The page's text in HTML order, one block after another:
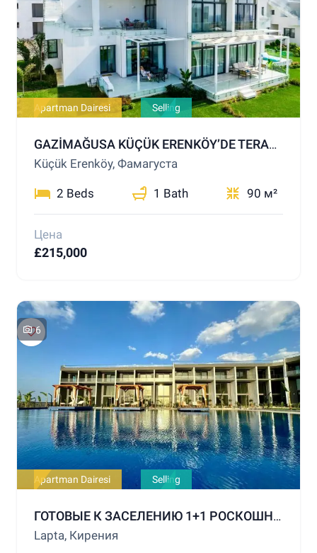
Apartman Dairesi Selling
GAZİMAĞUSA KÜÇÜK ERENKÖY’DE TERASLI, BAHÇELİ, 2+1 SATILIK DAİRE – LÜKS TESİS İMKANLARIYLA FERAH BİR YAŞAM
Küçük Erenköy, Фамагуста
2 Beds 1 Bath 90 м²
Цена
£215,000
6
Apartman Dairesi Selling
ГОТОВЫЕ К ЗАСЕЛЕНИЮ 1+1 РОСКОШНЫЕ КВАРТИРЫ НА ПРОДАЖУ В РАЙОНЕ ГИРНЕ ЛАПТА
Lapta, Кирения